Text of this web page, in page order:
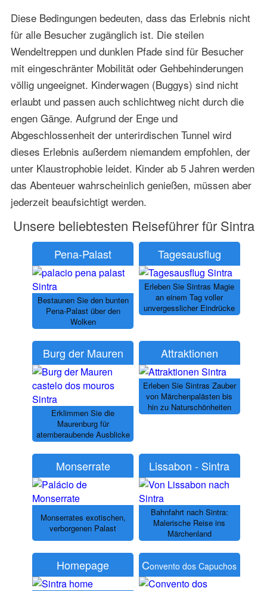
Diese Bedingungen bedeuten, dass das Erlebnis nicht
für alle Besucher zugänglich ist. Die steilen
Wendeltreppen und dunklen Pfade sind für Besucher
mit eingeschränter Mobilität oder Gehbehinderungen
völlig ungeeignet. Kinderwagen (Buggys) sind nicht
erlaubt und passen auch schlichtweg nicht durch die
engen Gänge. Aufgrund der Enge und
Abgeschlossenheit der unterirdischen Tunnel wird
dieses Erlebnis außerdem niemandem empfohlen, der
unter Klaustrophobie leidet. Kinder ab 5 Jahren werden
das Abenteuer wahrscheinlich genießen, müssen aber
jederzeit beaufsichtigt werden.
Unsere beliebtesten Reiseführer für Sintra
Pena-Palast
Bestaunen Sie den bunten
Pena-Palast über den
Wolken
Tagesausflug
Erleben Sie Sintras Magie
an einem Tag voller
unvergesslicher Eindrücke
Burg der Mauren
Erklimmen Sie die
Maurenburg für
atemberaubende Ausblicke
Attraktionen
Erleben Sie Sintras Zauber
von Märchenpalästen bis
hin zu Naturschönheiten
Monserrate
Monserrates exotischen,
verborgenen Palast
Lissabon - Sintra
Bahnfahrt nach Sintra:
Malerische Reise ins
Märchenland
Homepage Convento dos Capuchos